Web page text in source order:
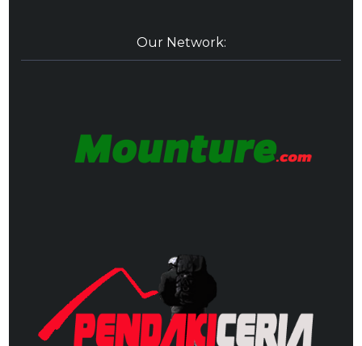
Our Network: